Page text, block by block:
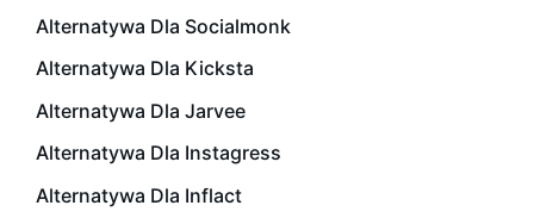
Alternatywa Dla Socialmonk
Alternatywa Dla Kicksta
Alternatywa Dla Jarvee
Alternatywa Dla Instagress
Alternatywa Dla Inflact